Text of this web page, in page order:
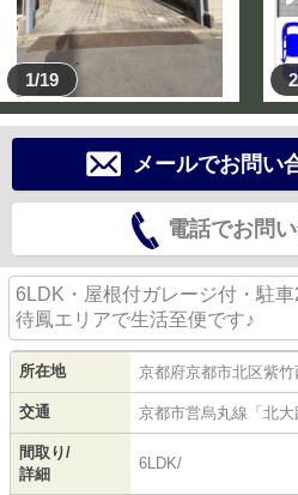
1/19
メールでお問い
電話でお問
6LDK・屋根付ガレージ付・駐車
待鳳エリアで生活至便です♪
所在地 京都府京都市北区紫竹
交通 京都市営烏丸線 「 北大
間取り/
詳細
6LDK/